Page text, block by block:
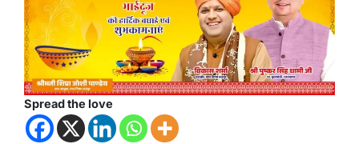
Spread the love